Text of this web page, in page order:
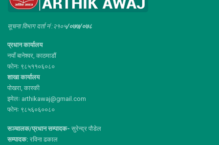
सूचना विभाग दर्ता नं :२१०५/०७७/०७८
प्रधान कार्यालय
नयाँ बानेश्वर, काठमाडौं
फोनः ९८५११०६०८०
शाखा कार्यालय
पोखरा, कास्की
इमेलः arthikawaj@gmail.com
फोनः ९८५६०६००८०
सञ्चालक/प्रधान सम्पादक- सुरेन्द्र पौडेल
सम्पादक: रविना ढकाल